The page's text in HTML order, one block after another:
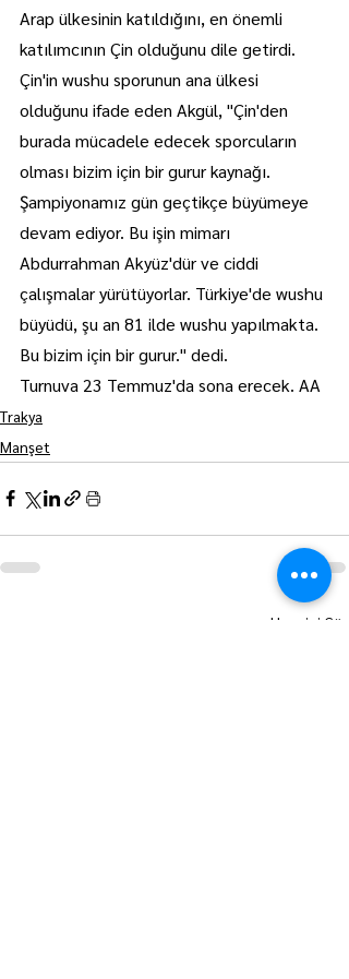
Arap ülkesinin katıldığını, en önemli
katılımcının Çin olduğunu dile getirdi.
Çin'in wushu sporunun ana ülkesi
olduğunu ifade eden Akgül, "Çin'den
burada mücadele edecek sporcuların
olması bizim için bir gurur kaynağı.
Şampiyonamız gün geçtikçe büyümeye
devam ediyor. Bu işin mimarı
Abdurrahman Akyüz'dür ve ciddi
çalışmalar yürütüyorlar. Türkiye'de wushu
büyüdü, şu an 81 ilde wushu yapılmakta.
Bu bizim için bir gurur." dedi.
Turnuva 23 Temmuz'da sona erecek. AA
Trakya
Manşet
Hepsini Gör